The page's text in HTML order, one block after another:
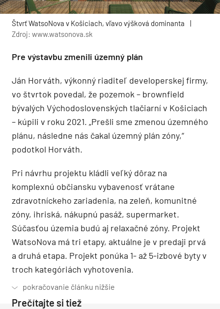
Štvrť WatsoNova v Košiciach, vľavo výšková dominanta
|
Zdroj: www.watsonova.sk
Pre výstavbu zmenili územný plán
Ján Horváth, výkonný riaditeľ developerskej firmy,
vo štvrtok povedal, že pozemok – brownfield
bývalých Východoslovenských tlačiarní v Košiciach
– kúpili v roku 2021. „Prešli sme zmenou územného
plánu, následne nás čakal územný plán zóny,“
podotkol Horváth.
Pri návrhu projektu kládli veľký dôraz na
komplexnú občiansku vybavenosť vrátane
zdravotníckeho zariadenia, na zeleň, komunitné
zóny, ihriská, nákupnú pasáž, supermarket.
Súčasťou územia budú aj relaxačné zóny. Projekt
WatsoNova má tri etapy, aktuálne je v predaji prvá
a druhá etapa. Projekt ponúka 1- až 5-izbové byty v
troch kategóriách vyhotovenia.
Prečítajte si tiež